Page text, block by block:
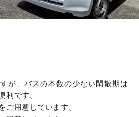
が、バスの本数の少ない閑散期は
利です。
ご用意しています。